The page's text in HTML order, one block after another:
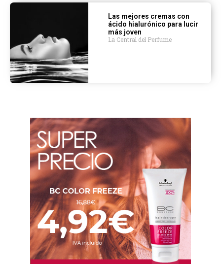
Las mejores cremas con
ácido hialurónico para lucir
más joven
La Central del Perfume